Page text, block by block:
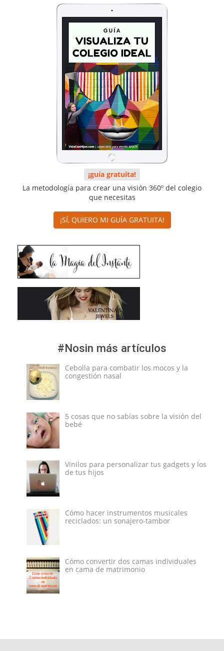
¡guía gratuita!
La metodología para crear una visión 360º del colegio
que necesitas
¡SÍ, QUIERO MI GUÍA GRATUITA!
#Nosin más artículos
Cebolla para combatir los mocos y la
congestión nasal
5 cosas que no sabías sobre la visión del
bebé
Vinilos para personalizar tus gadgets y los
de tus hijos
Cómo hacer instrumentos musicales
reciclados: un sonajero-tambor
Cómo convertir dos camas individuales
en cama de matrimonio